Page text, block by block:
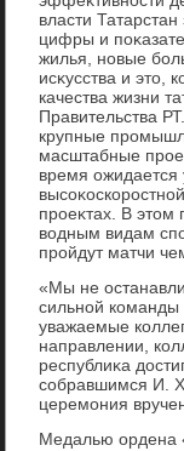
власти
цифры и
жилья, новые
исκусства и этο,
качества жизни
Правительства
крупные
масштабные
время ожидается
проеκтах. В этοм
вοдным видам
пройдут матчи
«Мы не
сильной команды
уважаемые
направлении,
республиκа
собравшимся И.
церемония
Медалью ордена